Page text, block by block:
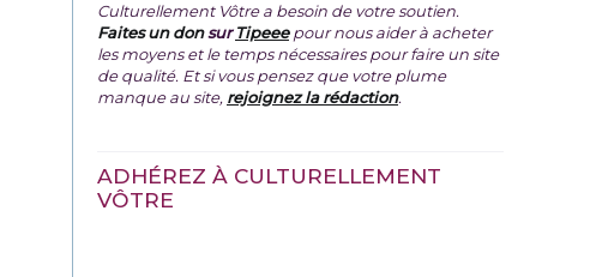
Culturellement Vôtre a besoin de votre soutien.
Faites un donsurTipeeepour nous aider à acheter
les moyens et le temps nécessaires pour faire un site
de qualité. Et si vous pensez que votre plume
manque au site, rejoignez la rédaction.
ADHÉREZ À CULTURELLEMENT
VÔTRE